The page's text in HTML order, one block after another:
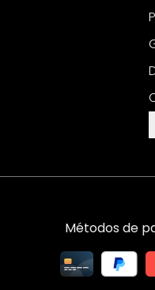
Métodos de